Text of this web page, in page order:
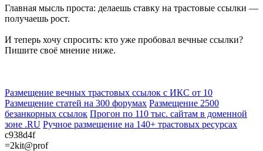
Главная мысль проста: делаешь ставку на трастовые ссылки —
получаешь рост.
И теперь хочу спросить: кто уже пробовал вечные ссылки?
Пишите своё мнение ниже.
Размещение вечных трастовых ссылок с ИКС от 10
Размещение статей на 300 форумах Размещение 2500
безанкорных ссылок Прогон по 110 тыс. сайтам в доменной
зоне .RU Ручное размещение на 140+ трастовых ресурсах
c938d4f
=2kit@prof